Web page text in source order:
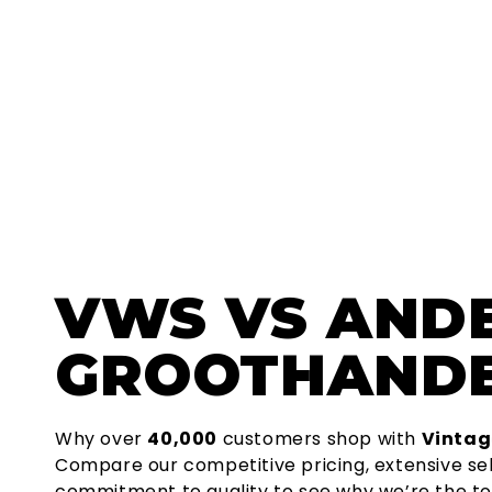
VWSVS
Why over 40,000 customers shop with
Compare our competitive pricing, extensive